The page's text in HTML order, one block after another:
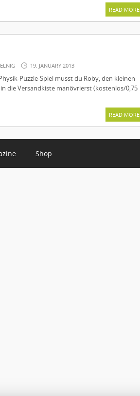
READ MORE
19. JANUARY 2013
Puzzle-Spiel musst du Roby, den kleinen
die Versandkiste manövrierst (kostenlos/0,75
READ MORE
Shop